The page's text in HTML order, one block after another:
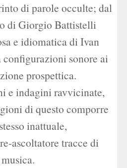
di parole occulte; dal
di Giorgio Battistelli
e idiomatica di Ivan
configurazioni sonore ai
prospettica.
e indagini ravvicinate,
di questo comporre
inattuale,
ascoltatore tracce di